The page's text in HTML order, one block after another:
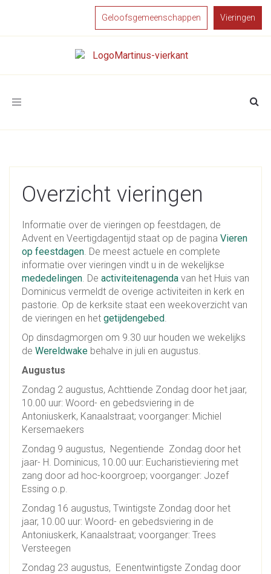
Geloofsgemeenschappen Vieringen
Toggle
Overzicht vieringen
Informatie over de vieringen op feestdagen, de
Advent en Veertigdagentijd staat op de pagina Vieren
op feestdagen . De meest actuele en complete
informatie over vieringen vindt u in de wekelijkse
mededelingen . De activiteitenagenda van het Huis van
Dominicus vermeldt de overige activiteiten in kerk en
pastorie. Op de kerksite staat een weekoverzicht van
de vieringen en het getijdengebed
Op dinsdagmorgen om 9.30 uur houden we wekelijks
de Wereldwake behalve in juli en augustus.
Augustus
Zondag 2 augustus, Achttiende Zondag door het jaar,
10.00 uur: Woord- en gebedsviering in de
Antoniuskerk, Kanaalstraat; voorganger: Michiel
Kersemaekers
Zondag 9 augustus, Negentiende Zondag door het
jaar- H. Dominicus, 10.00 uur: Eucharistieviering met
zang door ad hoc-koorgroep; voorganger: Jozef
Essing o.p.
Zondag 16 augustus, Twintigste Zondag door het
jaar, 10.00 uur: Woord- en gebedsviering in de
Antoniuskerk, Kanaalstraat; voorganger: Trees
Versteegen
Zondag 23 augustus, Eenentwintigste Zondag door